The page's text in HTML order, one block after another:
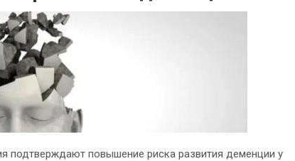
подтверждают повышение риска развития деменции у